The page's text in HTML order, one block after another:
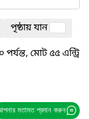
পৃষ্ঠায় যান
মোট ৫৫ এন্ট্রি
মতামত প্রদান করুন